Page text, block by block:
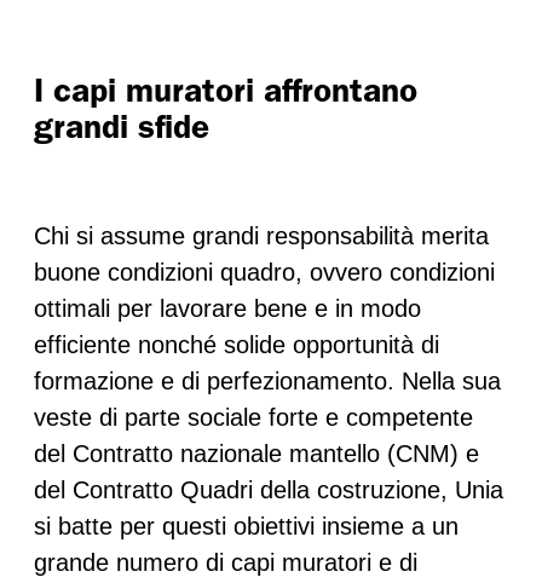
I capi muratori affrontano
grandi sfide
Chi si assume grandi responsabilità merita
buone condizioni quadro, ovvero condizioni
ottimali per lavorare bene e in modo
efficiente nonché solide opportunità di
formazione e di perfezionamento. Nella sua
veste di parte sociale forte e competente
del Contratto nazionale mantello (CNM) e
del Contratto Quadri della costruzione, Unia
si batte per questi obiettivi insieme a un
grande numero di capi muratori e di